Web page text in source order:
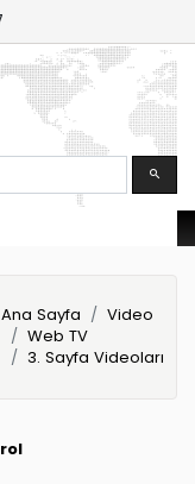
Ana Sayfa
Video
Web TV
3. Sayfa Videoları